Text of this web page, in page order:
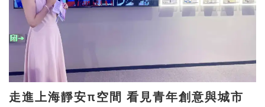
走進上海靜安π空間 看見青年創意與城市